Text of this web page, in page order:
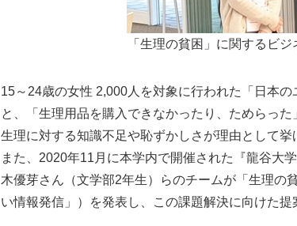
「生理の貧困」に関するビ
15～24歳の女性 2,000人を対象に行われた「日本
と、「生理用品を購入できなかったり、ためらっ
生理に対する知識不足や恥ずかしさが理由として挙
また、2020年11月に本学内で開催された『龍谷大
木優芽さん（文学部2年生）らのチームが「生理の
い情報発信」）を発表し、この課題解決に向けた提